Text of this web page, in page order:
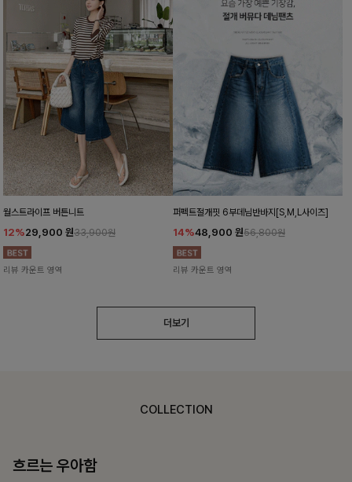
월스트라이프 버튼니트
12%29,900 원33,900원
리뷰 카운트 영역
퍼펙트절개핏 6부데님반바지[S,M,L사이즈]
14%48,900 원56,800원
리뷰 카운트 영역
더보기
COLLECTION
가벼운 계절감